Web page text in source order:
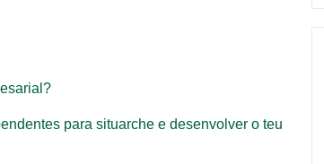
para situarche e desenvolver o teu